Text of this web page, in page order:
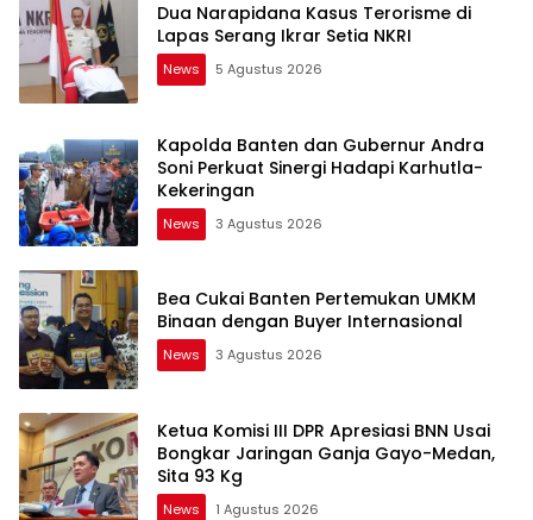
Dua Narapidana Kasus Terorisme di
Lapas Serang Ikrar Setia NKRI
News 5 Agustus 2026
Kapolda Banten dan Gubernur Andra
Soni Perkuat Sinergi Hadapi Karhutla-
Kekeringan
News 3 Agustus 2026
Bea Cukai Banten Pertemukan UMKM
Binaan dengan Buyer Internasional
News 3 Agustus 2026
Ketua Komisi III DPR Apresiasi BNN Usai
Bongkar Jaringan Ganja Gayo-Medan,
Sita 93 Kg
News 1 Agustus 2026